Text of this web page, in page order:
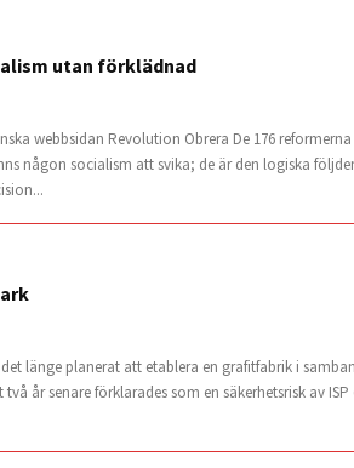
utan förklädnad
webbsidan Revolution Obrera De 176
någon socialism att svika; de är den logiska
länge planerat att etablera en grafitfabrik i
år senare förklarades som en säkerhetsrisk av